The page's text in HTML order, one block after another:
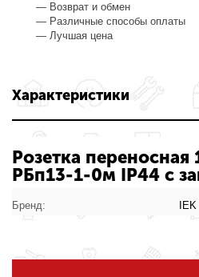
— Возврат и обмен
— Различные способы оплаты
— Лучшая цена
Характеристики
Розетка
РБп13-1-0м IP44 с
2-K02:
Бренд: IEK